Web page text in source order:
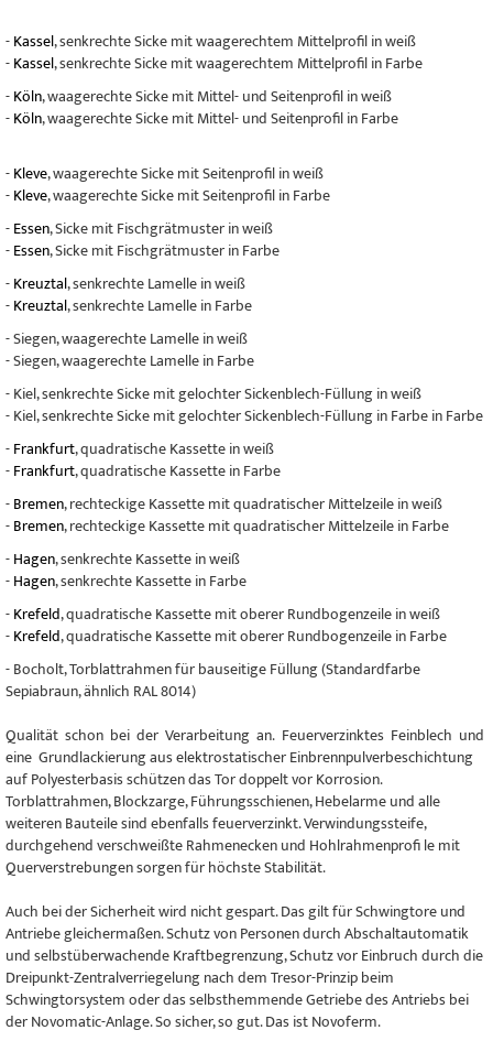
-Kassel, senkrechte Sicke mit waagerechtem Mittelprofil in weiß
-Kassel, senkrechte Sicke mit waagerechtem Mittelprofil in Farbe
-Köln, waagerechte Sicke mit Mittel- und Seitenprofil in weiß
-Köln, waagerechte Sicke mit Mittel- und Seitenprofil in Farbe
-Kleve, waagerechte Sicke mit Seitenprofil in weiß
-Kleve, waagerechte Sicke mit Seitenprofil in Farbe
-Essen, Sicke mit Fischgrätmuster in weiß
-Essen, Sicke mit Fischgrätmuster in Farbe
-Kreuztal, senkrechte Lamelle in weiß
-Kreuztal, senkrechte Lamelle in Farbe
- Siegen, waagerechte Lamelle in weiß
- Siegen, waagerechte Lamelle in Farbe
- Kiel, senkrechte Sicke mit gelochter Sickenblech-Füllung in weiß
- Kiel, senkrechte Sicke mit gelochter Sickenblech-Füllung in Farbe in Farbe
-Frankfurt, quadratische Kassette in weiß
-Frankfurt, quadratische Kassette in Farbe
-Bremen, rechteckige Kassette mit quadratischer Mittelzeile in weiß
-Bremen, rechteckige Kassette mit quadratischer Mittelzeile in Farbe
-Hagen, senkrechte Kassette in weiß
-Hagen, senkrechte Kassette in Farbe
-Krefeld, quadratische Kassette mit oberer Rundbogenzeile in weiß
-Krefeld, quadratische Kassette mit oberer Rundbogenzeile in Farbe
- Bocholt, Torblattrahmen für bauseitige Füllung (Standardfarbe
Sepiabraun, ähnlich RAL 8014)
Qualität schon bei der Verarbeitung an. Feuerverzinktes Feinblech und
eine Grundlackierung aus elektrostatischer Einbrennpulverbeschichtung
auf Polyesterbasis schützen das Tor doppelt vor Korrosion.
Torblattrahmen, Blockzarge, Führungsschienen, Hebelarme und alle
weiteren Bauteile sind ebenfalls feuerverzinkt. Verwindungssteife,
durchgehend verschweißte Rahmenecken und Hohlrahmenprofi le mit
Querverstrebungen sorgen für höchste Stabilität.
Auch bei der Sicherheit wird nicht gespart. Das gilt für Schwingtore und
Antriebe gleichermaßen. Schutz von Personen durch Abschaltautomatik
und selbstüberwachende Kraftbegrenzung, Schutz vor Einbruch durch die
Dreipunkt-Zentralverriegelung nach dem Tresor-Prinzip beim
Schwingtorsystem oder das selbsthemmende Getriebe des Antriebs bei
der Novomatic-Anlage. So sicher, so gut. Das ist Novoferm.